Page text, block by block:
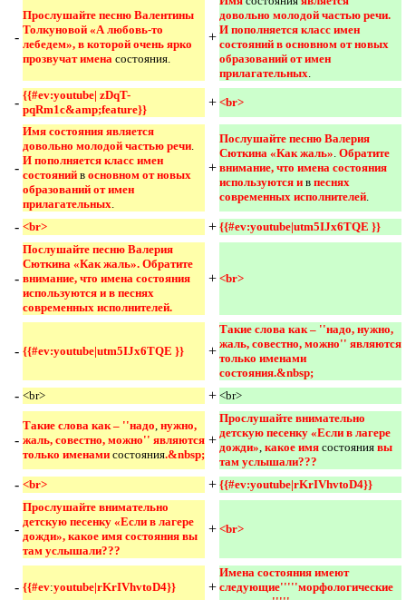
-
Прослушайте песню Валентины
Толкуновой «А любовь-то
лебедем», в которой очень ярко
прозвучат имена состояния.
+
довольно молодой частью речи.
И пополняется класс имен
состояний в основном от новых
образований от имен
прилагательных.
- {{#ev:youtube| zDqT-
pqRm1c&amp;feature}}
+ <br>
-
Имя состояния является
довольно молодой частью речи.
И пополняется класс имен
состояний в основном от новых
образований от имен
прилагательных.
+
Послушайте песню Валерия
Сюткина «Как жаль». Обратите
внимание, что имена состояния
используются и в песнях
современных исполнителей.
- <br> + {{#ev:youtube|utm5IJx6TQE }}
-
Послушайте песню Валерия
Сюткина «Как жаль». Обратите
внимание, что имена состояния
используются и в песнях
современных исполнителей.
+ <br>
- {{#ev:youtube|utm5IJx6TQE }} +
Такие слова как – ''надо, нужно,
жаль, совестно, можно'' являются
только именами
состояния.&nbsp;
- <br> + <br>
-
Такие слова как – ''надо, нужно,
жаль, совестно, можно'' являются
только именами состояния.&nbsp;
+
Прослушайте внимательно
детскую песенку «Если в лагере
дожди», какое имя состояния вы
там услышали???
- <br> + {{#ev:youtube|rKrIVhvtoD4}}
-
Прослушайте внимательно
детскую песенку «Если в лагере
дожди», какое имя состояния вы
там услышали???
+ <br>
- {{#ev:youtube|rKrIVhvtoD4}} +
Имена состояния имеют
следующие'''''морфологические